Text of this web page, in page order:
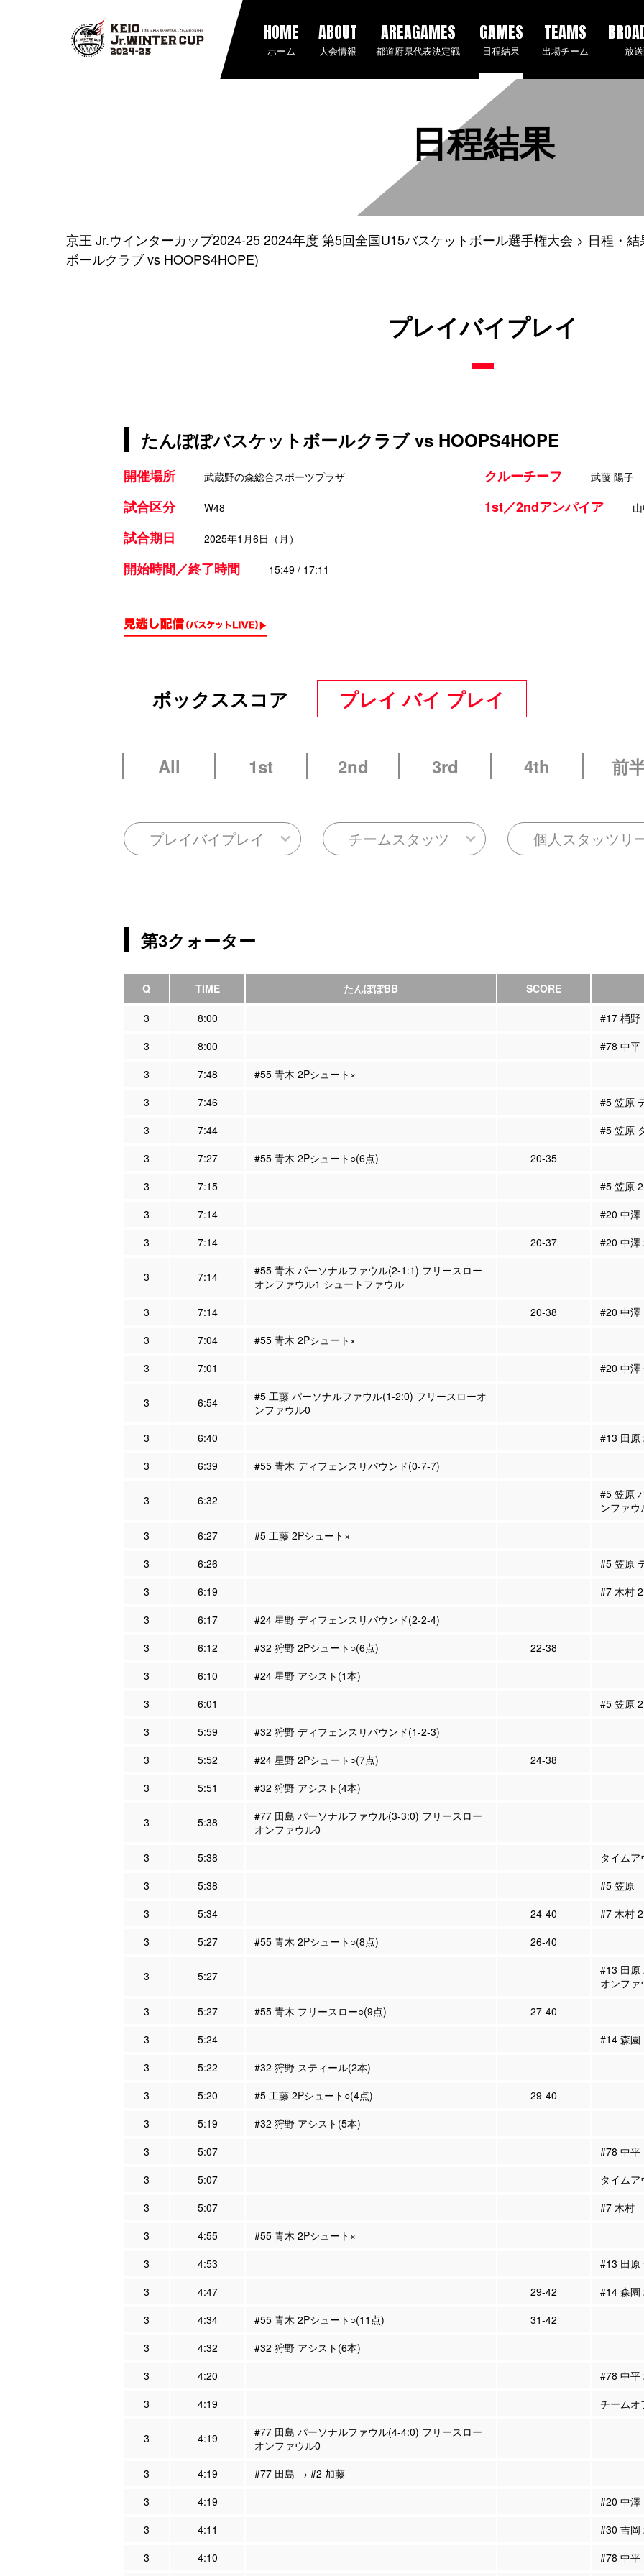
HOME
ホーム
ABOUT
大会情報
AREAGAMES
都道府県代表決定戦
GAMES
日程結果
TEAMS
出場チーム 放
日程結果
京王 Jr.ウインターカップ2024-25 2024年度 第5回全国U15バスケットボール選手権大会 日程・結
ボールクラブ vs HOOPS4HOPE)
プレイバイプレイ
たんぽぽバスケットボールクラブ vs HOOPS4HOPE
開催場所 武蔵野の森総合スポーツプラザ
試合区分 W48
試合期日 2025年1月6日（月）
開始時間／終了時間 15:49 / 17:11
クルーチーフ 武藤 陽子
1st／2ndアンパイア
ボックススコア プレイ バイ プレイ
All 1st 2nd 3rd 4th 前
プレイバイプレイ チームスタッツ 個人スタッツリ
第3クォーター
Q TIME たんぽぽBB SCORE
3 8:00
#17 桶
3
8:00
#78 中
3
7:48
#55 青木 2Pシュート×
3
7:46
#5 笠原
3
7:44
#5 笠原
3
7:27 #55 青木 2Pシュート○(6点)
20-35
3
7:15
#5 笠原
3
7:14
#20 中澤
3
7:14 20-37 #20 中澤
3 7:14
#55 青木 パーソナルファウル(2-1:1) フリースロー
オンファウル1 シュートファウル
3
7:14 20-38
#20 中澤
3
7:04
#55 青木 2Pシュート×
3
7:01 #20 中澤
3 6:54
#5 工藤 パーソナルファウル(1-2:0) フリースローオ
ンファウル0
3
6:40
#13 田原
3
6:39 #55 青木 ディフェンスリバウンド(0-7-7)
3 6:32
#5 笠原
ンファウ
3
6:27
#5 工藤 2Pシュート×
3
6:26
#5 笠原
3
6:19
#7 木村
3
6:17
#24 星野 ディフェンスリバウンド(2-2-4)
3
6:12 #32 狩野 2Pシュート○(6点)
22-38
3
6:10
#24 星野 アシスト(1本)
3
6:01
#5 笠原
3
5:59
#32 狩野 ディフェンスリバウンド(1-2-3)
3
5:52 #24 星野 2Pシュート○(7点)
24-38
3
5:51 #32 狩野 アシスト(4本)
3 5:38
#77 田島 パーソナルファウル(3-3:0) フリースロー
オンファウル0
3
5:38
タイムア
3
5:38
#5 笠原
3
5:34 24-40
#7 木村
3
5:27 #55 青木 2Pシュート○(8点) 26-40
3 5:27
#13 田原
オンフ
3
5:27 #55 青木 フリースロー○(9点)
27-40
3
5:24
#14 森園
3
5:22
#32 狩野 スティール(2本)
3
5:20 #5 工藤 2Pシュート○(4点)
29-40
3
5:19
#32 狩野 アシスト(5本)
3
5:07
#78 中平
3
5:07
タイムア
3
5:07
#7 木村
3
4:55
#55 青木 2Pシュート×
3
4:53
#13 田原
3
4:47 29-42
#14 森園
3
4:34 #55 青木 2Pシュート○(11点)
31-42
3
4:32
#32 狩野 アシスト(6本)
3
4:20
#78 中平
3
4:19 チームオ
3 4:19
#77 田島 パーソナルファウル(4-4:0) フリースロー
オンファウル0
3
4:19
#77 田島 → #2 加藤
3
4:19
#20 中
3
4:11
#30 吉岡
3
4:10 #78 中平